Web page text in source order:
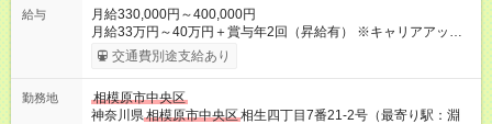
給与
月給330,000円～400,000円
月給33万円～40万円＋賞与年2回（昇給有） ※キャリアアップ
例 サービス管理責任者 年収462万円→サビ管と施設管理業務
兼務 年収560万円 【試用期間】試用期間あり 試用期間の長
交通費別途支給あり
勤務地
相模原市中央区
神奈川県相模原市中央区相生四丁目7番21-2号（最寄り駅：淵